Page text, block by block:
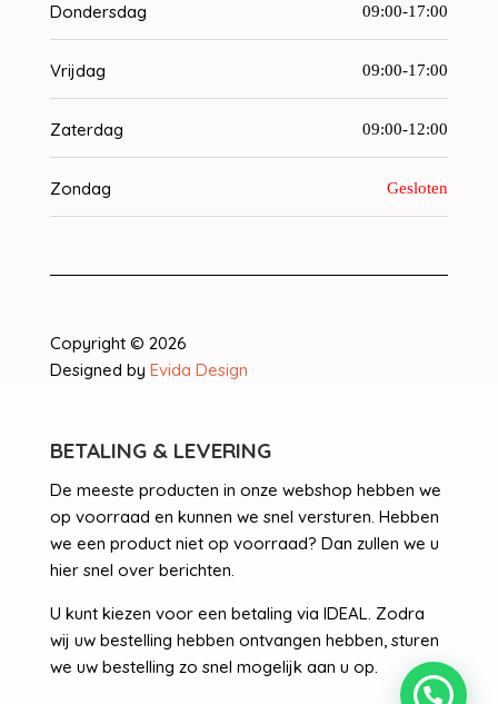
Dondersdag 09:00-17:00
Vrijdag 09:00-17:00
Zaterdag 09:00-12:00
Zondag Gesloten
Copyright © 2026
Designed by Evida Design
BETALING & LEVERING
De meeste producten in onze webshop hebben we
op voorraad en kunnen we snel versturen. Hebben
we een product niet op voorraad? Dan zullen we u
hier snel over berichten.
U kunt kiezen voor een betaling via IDEAL. Zodra
wij uw bestelling hebben ontvangen hebben, sturen
we uw bestelling zo snel mogelijk aan u op.